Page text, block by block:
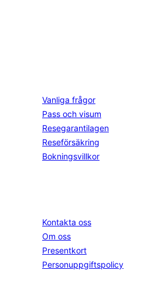
Vanliga frågor
Pass och visum
Resegarantilagen
Reseförsäkring
Bokningsvillkor
Kontakta oss
Om oss
Presentkort
Personuppgiftspolicy